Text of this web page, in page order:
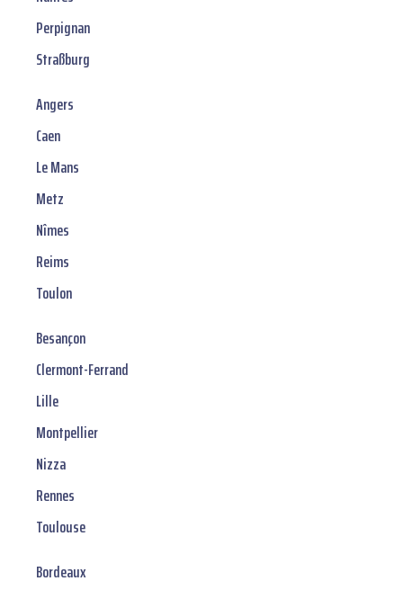
Perpignan
Straßburg
Angers
Caen
Le Mans
Metz
Nîmes
Reims
Toulon
Besançon
Clermont-Ferrand
Lille
Montpellier
Nizza
Rennes
Toulouse
Bordeaux